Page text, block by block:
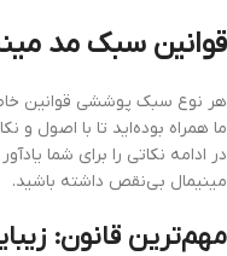
قوانین سبک مد
هر نوع سبک پوششی قوانین خاص
ما همراه بوده‌اید تا با اصول و
در ادامه نکاتی را برای شما
مینیمال بی‌نقص داشته باشید.
مهم‌ترین قانون: